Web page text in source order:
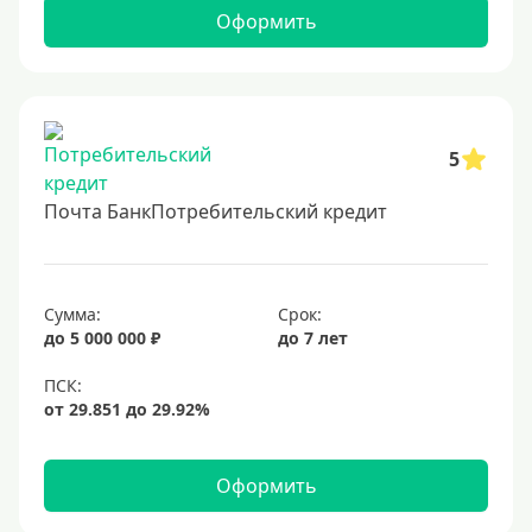
2500000 руб
3500000 руб
4 миллиона
4500000 руб
5500000 руб
6 млн
6500000 руб
7 миллионов
8 миллионов
9000000 руб
Оформить
5
Почта БанкПотребительский кредит
Сумма:
до 5 000 000 ₽
Срок:
до 7 лет
Оформить